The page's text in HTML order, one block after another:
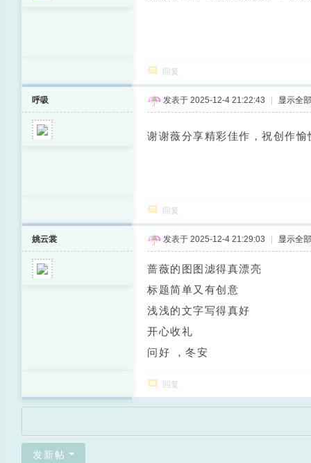
回复
呼吸 发表于 2025-12-4 21:22:43 显示全
谢谢薇分享精彩佳作，祝创作愉
回复
姚云裳 发表于 2025-12-4 21:29:03 显示全
蔷薇的图图滤得真漂亮
标题简单又有创意
浅浅的文字写得真好
开心收礼
问好 ，冬安
回复
发新帖